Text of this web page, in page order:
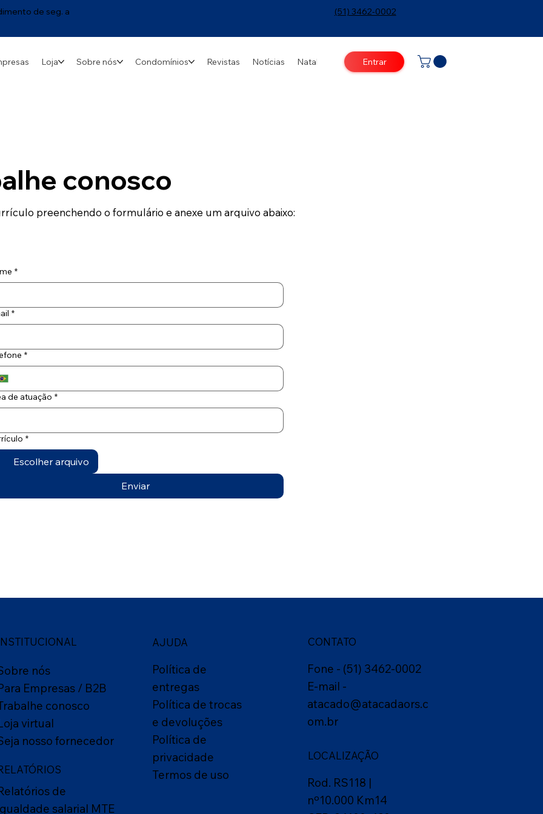
Loja Sobre nós Condomínios Revistas Notícias Natal Entrar
de seg. a
(51) 3462-0002
conosco
preenchendo o formulário e anexe um arquivo abaixo:
*
*
*
de atuação *
*
Escolher arquivo
Enviar
nós
Empresas / B2B
conosco
virtual
nosso fornecedor
de
salarial MTE
AJUDA
Política de
entregas
Política de trocas
e devoluções
Política de
privacidade
Termos de uso
CONTATO
Fone - (51) 3462-0002
E-mail -
atacado@atacadaors.c
om.br
LOCALIZAÇÃO
Rod. RS118 |
nº10.000 Km14